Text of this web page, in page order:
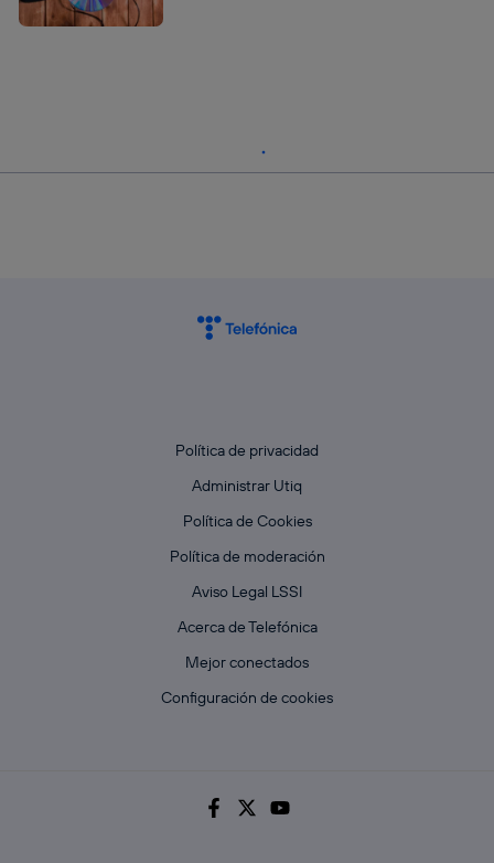
Política de privacidad
Administrar Utiq
Política de Cookies
Política de moderación
Aviso Legal LSSI
Acerca de Telefónica
Mejor conectados
Configuración de cookies